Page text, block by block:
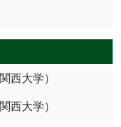
大学）
大学）